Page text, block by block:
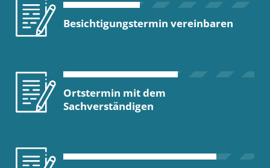
Besichtigungstermin vereinbaren
Ortstermin mit dem
Sachverständigen